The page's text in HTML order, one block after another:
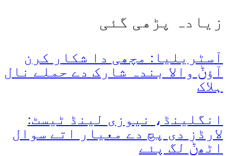
زیادہ پڑھی گئی
آسٹریلیا: مچھی دا شکار کرن
آؤݨ والا بندہ شارک دے حملے نال
ہلاک
انگلینڈ، نیوزی لینڈ ٹیسٹ:
لارڈز دی پچ دے معیار اتے سوال
اٹھݨ لگ پئے